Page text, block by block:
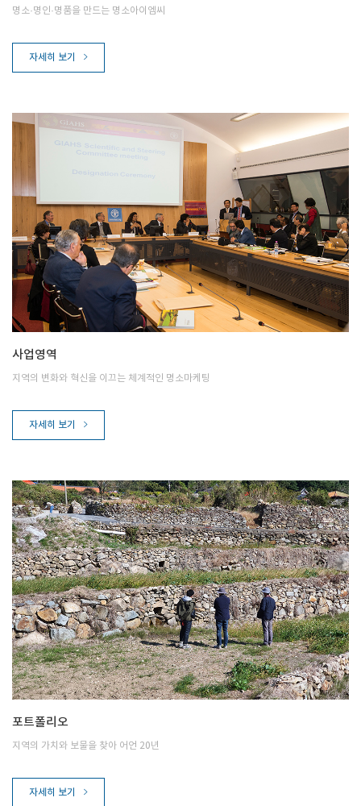
명소·명인·명품을 만드는 명소아이엠씨
자세히 보기
사업영역
지역의 변화와 혁신을 이끄는 체계적인 명소마케팅
자세히 보기
포트폴리오
지역의 가치와 보물을 찾아 어언 20년
자세히 보기